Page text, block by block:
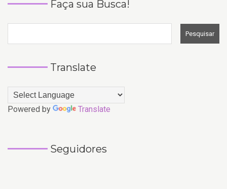
Faça sua Busca!
Translate
Powered by Translate
Seguidores